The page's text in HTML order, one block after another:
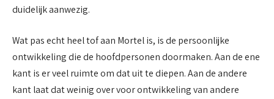
duidelijk aanwezig.
Wat pas echt heel tof aan Mortel is, is de persoonlijke
ontwikkeling die de hoofdpersonen doormaken. Aan de ene
kant is er veel ruimte om dat uit te diepen. Aan de andere
kant laat dat weinig over voor ontwikkeling van andere